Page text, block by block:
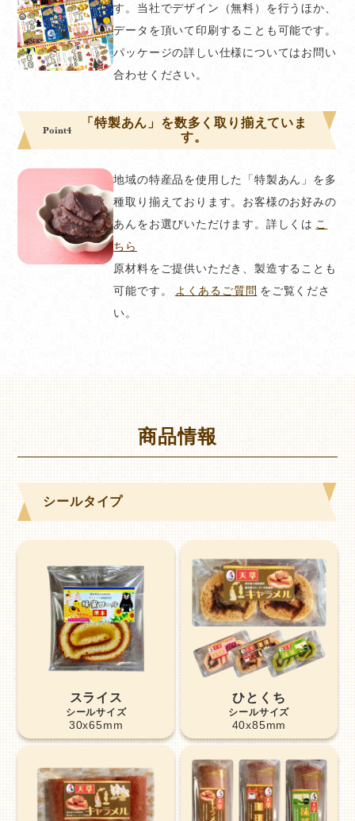
す。当社でデザイン（無料）を行うほか、
データを頂いて印刷することも可能です。
パッケージの詳しい仕様についてはお問い
合わせください。
Point4
「特製あん」を数多く取り揃えていま
す。
地域の特産品を使用した「特製あん」を多
種取り揃えております。お客様のお好みの
あんをお選びいただけます。詳しくは こ
ちら
原材料をご提供いただき、製造することも
可能です。
よくあるご質問 をご覧くださ
い。
商品情報
シールタイプ
スライス
30x65mm
ひとくち
40x85mm